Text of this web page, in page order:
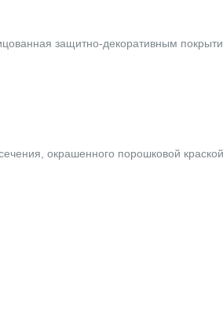
защитно-декоративным
окрашенного порошковой